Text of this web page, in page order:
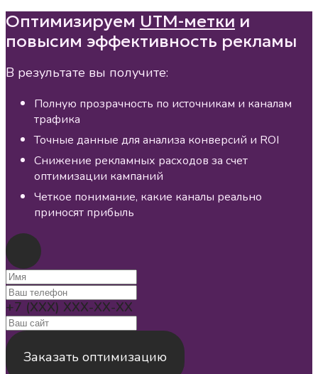
Оптимизируем UTM-метки и
повысим эффективность рекламы
В результате вы получите:
Полную прозрачность по источникам и каналам
трафика
Точные данные для анализа конверсий и ROI
Снижение рекламных расходов за счет
оптимизации кампаний
Четкое понимание, какие каналы реально
приносят прибыль
+7 (XXX) XXX-XX-XX
Заказать оптимизацию